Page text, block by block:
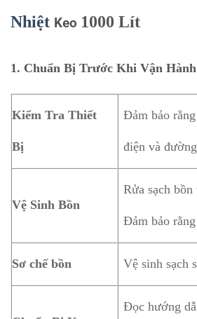
Nhiệt Keo 1000 Lít
1. Chuẩn Bị Trước Khi Vận Hành
Kiểm Tra Thiết
Bị
Đảm bảo
điện và
Vệ Sinh Bồn
Rửa sạch
Đảm bảo
Sơ chế bồn Vệ sinh sạch
Đọc hướng